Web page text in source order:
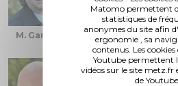
Matomo permettent
statistiques de
anonymes du site afin
ergonomie , sa
contenus. Les cookies
Youtube permettent
vidéos sur le site metz.fr
de Youtube.
M. Gandar M. Gros